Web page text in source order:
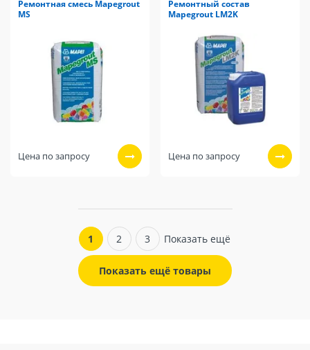
Ремонтная смесь Mapegrout
MS
Цена по запросу
Ремонтный состав
Mapegrout LM2K
Цена по запросу
1 2 3 Показать ещё
Показать ещё товары